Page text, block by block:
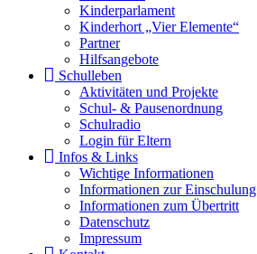
Kin­der­par­la­ment
Kin­der­hort „Vier Ele­men­te“
Part­ner
Hilfs­an­ge­bo­te
Schul­le­ben
Akti­vi­tä­ten und Pro­jek­te
Schul- & Pau­sen­ord­nung
Schul­ra­dio
Log­in für Eltern
Infos & Links
Wich­ti­ge Infor­ma­tio­nen
Infor­ma­tio­nen zur Ein­schu­lung
Infor­ma­tio­nen zum Über­tritt
Daten­schutz
Impres­sum